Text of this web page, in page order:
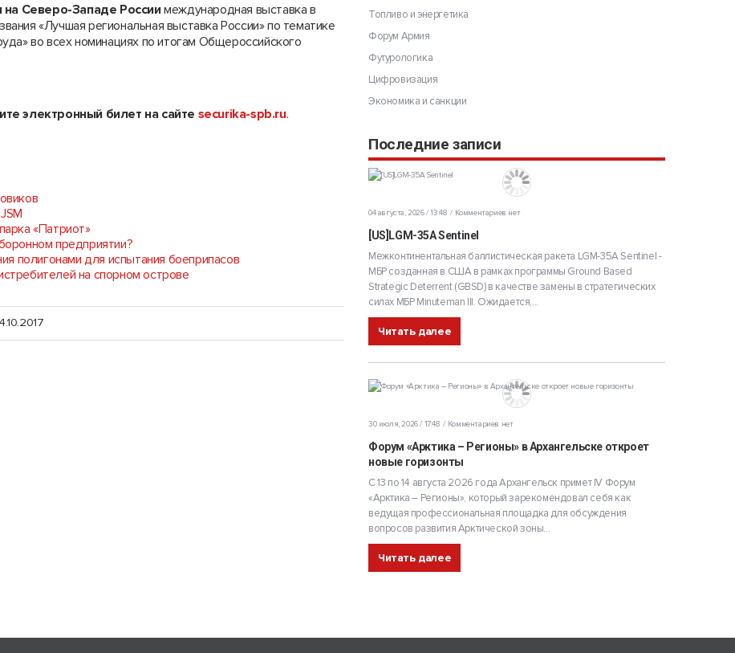
на Северо-Западе России международная выставка в
«Лучшая региональная выставка России» по тематике
во всех номинациях по итогам Общероссийского
электронный билет на сайте securika-spb.ru.
«Патриот»
предприятии?
полигонами для испытания боеприпасов
на спорном острове
Топливо и энергетика
Форум Армия
Футурологика
Цифровизация
Экономика и санкции
Последние записи
04 августа, 2026 / 13:48 Комментариев нет
[US]LGM-35A Sentinel
Межконтинентальная баллистическая ракета LGM-35A Sentinel -
МБР созданная в США в рамках программы Ground Based
Strategic Deterrent (GBSD) в качестве замены в стратегических
силах МБР Minuteman III. Ожидается,...
Читать далее
30 июля, 2026 / 17:48 Комментариев нет
Форум «Арктика – Регионы» в Архангельске откроет
новые горизонты
С 13 по 14 августа 2026 года Архангельск примет IV Форум
«Арктика – Регионы», который зарекомендовал себя как
ведущая профессиональная площадка для обсуждения
вопросов развития Арктической зоны...
Читать далее